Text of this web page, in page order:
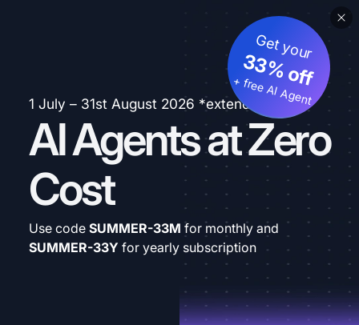
1 July – 31st August 2026 *extended
AI Agents at Zero
Cost
Get your
33% off
+ free AI Agent
Use code SUMMER-33M for monthly and
SUMMER-33Y for yearly subscription